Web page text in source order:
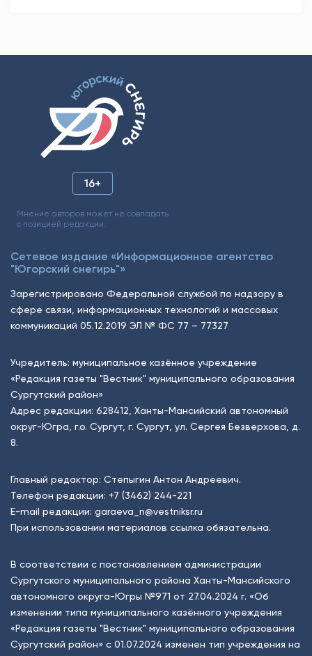
16+
Мнение авторов может не совпадать
с позицией редакции.
Сетевое издание «Информационное агентство
"Югорский снегирь"»
Зарегистрировано Федеральной службой по надзору в
сфере связи, информационных технологий и массовых
коммуникаций 05.12.2019 ЭЛ № ФС 77 – 77327
Учредитель: муниципальное казённое учреждение
«Редакция газеты "Вестник" муниципального образования
Сургутский район»
Адрес редакции: 628412, Ханты-Мансийский автономный
округ-Югра, г.о. Сургут, г. Сургут, ул. Сергея Безверхова, д.
8.
Главный редактор: Степыгин Антон Андреевич.
Телефон редакции: +7 (3462) 244-221
E-mail редакции: garaeva_n@vestniksr.ru
При использовании материалов ссылка обязательна.
В соответствии с постановлением администрации
Сургутского муниципального района Ханты-Мансийского
автономного округа-Югры №971 от 27.04.2024 г. «Об
изменении типа муниципального казённого учреждения
«Редакция газеты "Вестник" муниципального образования
Сургутский район» с 01.07.2024 изменен тип учреждения на